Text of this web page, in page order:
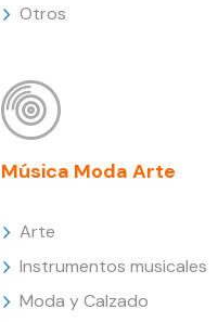
Otros
Música Moda Arte
Arte
Instrumentos musicales
Moda y Calzado